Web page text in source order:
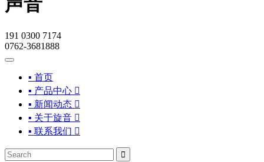
声音
191 0300 7174
0762-3681888
▪ 首页
▪ 产品中心 
▪ 新闻动态 
▪ 关于旋音 
▪ 联系我们 
